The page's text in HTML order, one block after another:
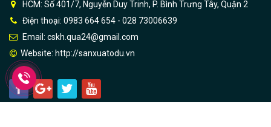
HCM: Số 401/7, Nguyễn Duy Trinh, P. Bình Trưng Tây, Quận 2
Điện thoại: 0983 664 654 - 028 73006639
Email: cskh.qua24@gmail.com
Website: http://sanxuatodu.vn